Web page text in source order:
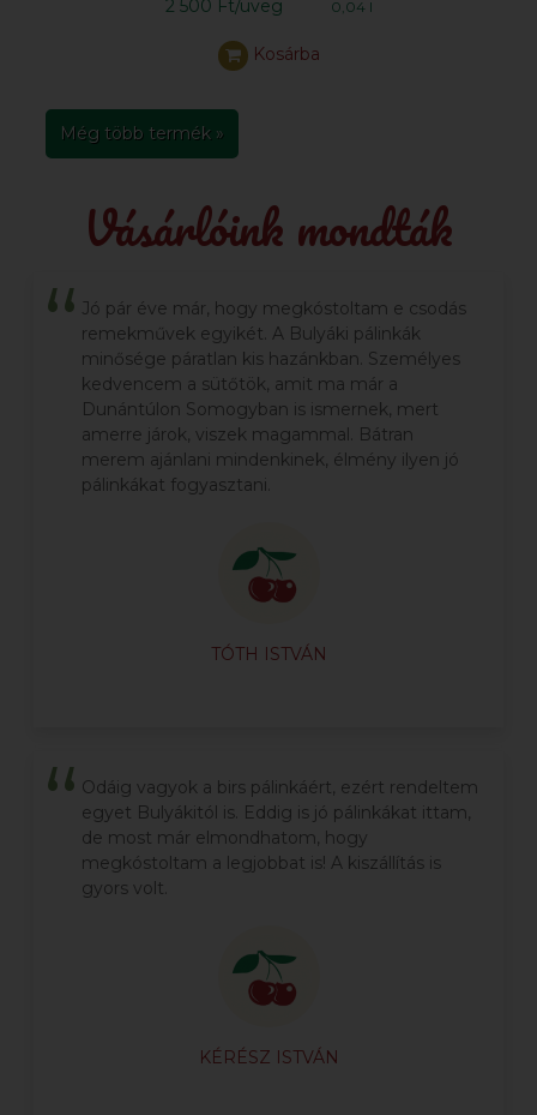
2 500 Ft/üveg 0,04 l
Kosárba
Még több termék »
Vásárlóink mondták
Jó pár éve már, hogy megkóstoltam e csodás
remekművek egyikét. A Bulyáki pálinkák
minősége páratlan kis hazánkban. Személyes
kedvencem a sütőtök, amit ma már a
Dunántúlon Somogyban is ismernek, mert
amerre járok, viszek magammal. Bátran
merem ajánlani mindenkinek, élmény ilyen jó
pálinkákat fogyasztani.
TÓTH ISTVÁN
Odáig vagyok a birs pálinkáért, ezért rendeltem
egyet Bulyákitól is. Eddig is jó pálinkákat ittam,
de most már elmondhatom, hogy
megkóstoltam a legjobbat is! A kiszállítás is
gyors volt.
KÉRÉSZ ISTVÁN